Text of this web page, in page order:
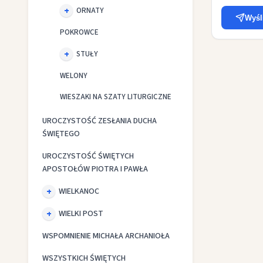
ORNATY
POKROWCE
STUŁY
WELONY
WIESZAKI NA SZATY LITURGICZNE
UROCZYSTOŚĆ ZESŁANIA DUCHA
ŚWIĘTEGO
UROCZYSTOŚĆ ŚWIĘTYCH
APOSTOŁÓW PIOTRA I PAWŁA
WIELKANOC
WIELKI POST
WSPOMNIENIE MICHAŁA ARCHANIOŁA
WSZYSTKICH ŚWIĘTYCH